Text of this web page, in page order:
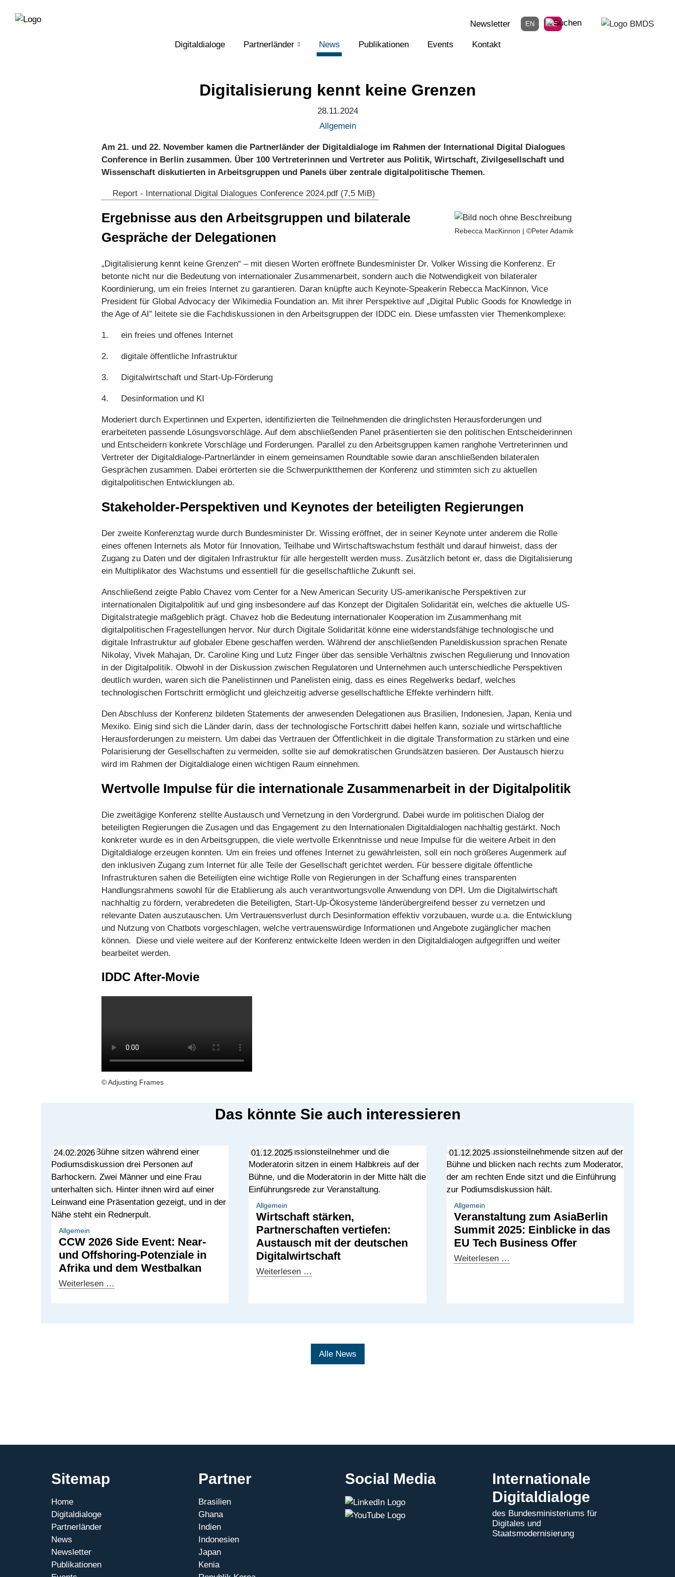
zum
Digitaldialoge
Partnerländer News Publikationen Events Kontakt
Newsletter EN DE
Digitalisierung kennt keine Grenzen
28.11.2024
Allgemein
Am 21. und 22. November kamen die Partnerländer der Digitaldialoge im Rahmen der International Digital Dialogues
Conference in Berlin zusammen. Über 100 Vertreterinnen und Vertreter aus Politik, Wirtschaft, Zivilgesellschaft und
Wissenschaft diskutierten in Arbeitsgruppen und Panels über zentrale digitalpolitische Themen.
Report - International Digital Dialogues Conference 2024.pdf (7,5 MiB)
Rebecca MacKinnon | ©Peter Adamik
Ergebnisse aus den Arbeitsgruppen und bilaterale
Gespräche der Delegationen
„Digitalisierung kennt keine Grenzen“ – mit diesen Worten eröffnete Bundesminister Dr. Volker Wissing die Konferenz. Er
betonte nicht nur die Bedeutung von internationaler Zusammenarbeit, sondern auch die Notwendigkeit von bilateraler
Koordinierung, um ein freies Internet zu garantieren. Daran knüpfte auch Keynote-Speakerin Rebecca MacKinnon, Vice
President für Global Advocacy der Wikimedia Foundation an. Mit ihrer Perspektive auf „Digital Public Goods for Knowledge in
the Age of AI” leitete sie die Fachdiskussionen in den Arbeitsgruppen der IDDC ein. Diese umfassten vier Themenkomplexe:
1. ein freies und offenes Internet
2. digitale öffentliche Infrastruktur
3. Digitalwirtschaft und Start-Up-Förderung
4. Desinformation und KI
Moderiert durch Expertinnen und Experten, identifizierten die Teilnehmenden die dringlichsten Herausforderungen und
erarbeiteten passende Lösungsvorschläge. Auf dem abschließenden Panel präsentierten sie den politischen Entscheiderinnen
und Entscheidern konkrete Vorschläge und Forderungen. Parallel zu den Arbeitsgruppen kamen ranghohe Vertreterinnen und
Vertreter der Digitaldialoge-Partnerländer in einem gemeinsamen Roundtable sowie daran anschließenden bilateralen
Gesprächen zusammen. Dabei erörterten sie die Schwerpunktthemen der Konferenz und stimmten sich zu aktuellen
digitalpolitischen Entwicklungen ab.
Stakeholder-Perspektiven und Keynotes der beteiligten Regierungen
Der zweite Konferenztag wurde durch Bundesminister Dr. Wissing eröffnet, der in seiner Keynote unter anderem die Rolle
eines offenen Internets als Motor für Innovation, Teilhabe und Wirtschaftswachstum festhält und darauf hinweist, dass der
Zugang zu Daten und der digitalen Infrastruktur für alle hergestellt werden muss. Zusätzlich betont er, dass die Digitalisierung
ein Multiplikator des Wachstums und essentiell für die gesellschaftliche Zukunft sei.
Anschließend zeigte Pablo Chavez vom Center for a New American Security US-amerikanische Perspektiven zur
internationalen Digitalpolitik auf und ging insbesondere auf das Konzept der Digitalen Solidarität ein, welches die aktuelle US-
Digitalstrategie maßgeblich prägt. Chavez hob die Bedeutung internationaler Kooperation im Zusammenhang mit
digitalpolitischen Fragestellungen hervor. Nur durch Digitale Solidarität könne eine widerstandsfähige technologische und
digitale Infrastruktur auf globaler Ebene geschaffen werden. Während der anschließenden Paneldiskussion sprachen Renate
Nikolay, Vivek Mahajan, Dr. Caroline King und Lutz Finger über das sensible Verhältnis zwischen Regulierung und Innovation
in der Digitalpolitik. Obwohl in der Diskussion zwischen Regulatoren und Unternehmen auch unterschiedliche Perspektiven
deutlich wurden, waren sich die Panelistinnen und Panelisten einig, dass es eines Regelwerks bedarf, welches
technologischen Fortschritt ermöglicht und gleichzeitig adverse gesellschaftliche Effekte verhindern hilft.
Den Abschluss der Konferenz bildeten Statements der anwesenden Delegationen aus Brasilien, Indonesien, Japan, Kenia und
Mexiko. Einig sind sich die Länder darin, dass der technologische Fortschritt dabei helfen kann, soziale und wirtschaftliche
Herausforderungen zu meistern. Um dabei das Vertrauen der Öffentlichkeit in die digitale Transformation zu stärken und eine
Polarisierung der Gesellschaften zu vermeiden, sollte sie auf demokratischen Grundsätzen basieren. Der Austausch hierzu
wird im Rahmen der Digitaldialoge einen wichtigen Raum einnehmen.
Wertvolle Impulse für die internationale Zusammenarbeit in der Digitalpolitik
Die zweitägige Konferenz stellte Austausch und Vernetzung in den Vordergrund. Dabei wurde im politischen Dialog der
beteiligten Regierungen die Zusagen und das Engagement zu den Internationalen Digitaldialogen nachhaltig gestärkt. Noch
konkreter wurde es in den Arbeitsgruppen, die viele wertvolle Erkenntnisse und neue Impulse für die weitere Arbeit in den
Digitaldialoge erzeugen konnten. Um ein freies und offenes Internet zu gewährleisten, soll ein noch größeres Augenmerk auf
den inklusiven Zugang zum Internet für alle Teile der Gesellschaft gerichtet werden. Für bessere digitale öffentliche
Infrastrukturen sahen die Beteiligten eine wichtige Rolle von Regierungen in der Schaffung eines transparenten
Handlungsrahmens sowohl für die Etablierung als auch verantwortungsvolle Anwendung von DPI. Um die Digitalwirtschaft
nachhaltig zu fördern, verabredeten die Beteiligten, Start-Up-Ökosysteme länderübergreifend besser zu vernetzen und
relevante Daten auszutauschen. Um Vertrauensverlust durch Desinformation effektiv vorzubauen, wurde u.a. die Entwicklung
und Nutzung von Chatbots vorgeschlagen, welche vertrauenswürdige Informationen und Angebote zugänglicher machen
können. Diese und viele weitere auf der Konferenz entwickelte Ideen werden in den Digitaldialogen aufgegriffen und weiter
bearbeitet werden.
IDDC After-Movie
© Adjusting Frames
Das könnte Sie auch interessieren
24.02.2026
Allgemein
CCW 2026 Side Event: Near-
und Offshoring-Potenziale in
Afrika und dem Westbalkan
Weiterlesen …
01.12.2025
Allgemein
Wirtschaft stärken,
Partnerschaften vertiefen:
Austausch mit der deutschen
Digitalwirtschaft
Weiterlesen …
der
deutschen
01.12.2025
Allgemein
Veranstaltung zum AsiaBerlin
Summit 2025: Einblicke in das
EU Tech Business Offer
Weiterlesen …
Alle News
Sitemap
Home
Digitaldialoge
Partnerländer
News
Newsletter
Publikationen
Partner
Brasilien
Ghana
Indien
Indonesien
Japan
Kenia
Social Media
Internationale
Digitaldialoge
des Bundesministeriums für
Digitales und
Staatsmodernisierung